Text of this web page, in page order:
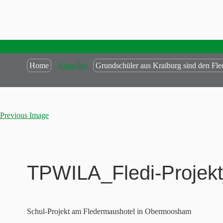
Home Aktuelles Grundschüler aus Kraiburg sind den
Previous Image
TPWILA_Fledi-
Schul-Projekt am Fledermaushotel in Obermoosham